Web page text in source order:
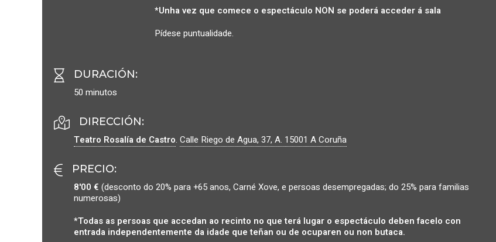
*Unha vez que comece o espectáculo NON se poderá acceder á sala
Pídese puntualidade.
DURACIÓN:
50 minutos
DIRECCIÓN:
Teatro Rosalía de Castro. Calle Riego de Agua, 37, A. 15001 A Coruña
PRECIO:
8'00 € (desconto do 20% para +65 anos, Carné Xove, e persoas desempregadas; do 25% para familias
numerosas)
*Todas as persoas que accedan ao recinto no que terá lugar o espectáculo deben facelo con
entrada independentemente da idade que teñan ou de ocuparen ou non butaca.